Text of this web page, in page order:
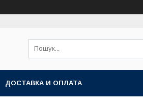
ДОСТАВКА И ОПЛАТА